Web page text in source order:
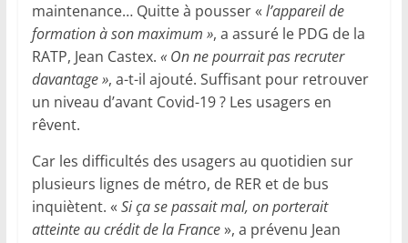
maintenance… Quitte à pousser « l’appareil de
formation à son maximum », a assuré le PDG de la
RATP, Jean Castex. « On ne pourrait pas recruter
davantage », a-t-il ajouté. Suffisant pour retrouver
un niveau d’avant Covid-19 ? Les usagers en
rêvent.
Car les difficultés des usagers au quotidien sur
plusieurs lignes de métro, de RER et de bus
inquiètent. « Si ça se passait mal, on porterait
atteinte au crédit de la France», a prévenu Jean